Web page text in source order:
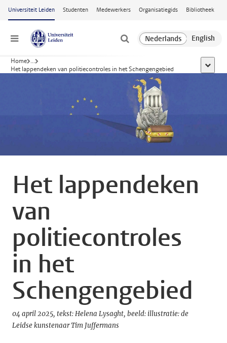
Ga naar hoofdinhoud
Universiteit Leiden Studenten Medewerkers Organisatiegids Bibliotheek
Menu
Home ...
Het lappendeken van politiecontroles in het Schengengebied
toon
Het lappendeken
van
politiecontroles
in het
Schengengebied
04 april 2025 tekst: Helena Lysaght beeld: illustratie: de
Leidse kunstenaar Tim Juffermans